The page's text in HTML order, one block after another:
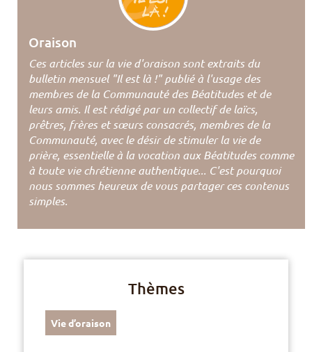
Oraison
Ces articles sur la vie d'oraison sont extraits du
bulletin mensuel "Il est là !" publié à l'usage des
membres de la Communauté des Béatitudes et de
leurs amis. Il est rédigé par un collectif de laïcs,
prêtres, frères et sœurs consacrés, membres de la
Communauté, avec le désir de stimuler la vie de
prière, essentielle à la vocation aux Béatitudes comme
à toute vie chrétienne authentique... C'est pourquoi
nous sommes heureux de vous partager ces contenus
simples.
Thèmes
Vie d’oraison